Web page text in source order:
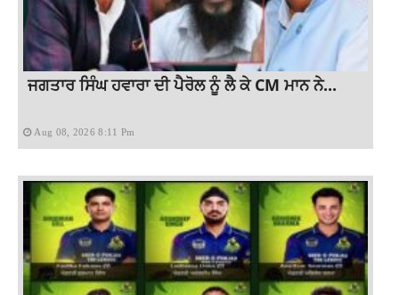
ਜਗਤਾਰ ਸਿੰਘ ਹਵਾਰਾ ਦੀ ਪੈਰੋਲ ਨੂੰ ਲੈ ਕੇ CM ਮਾਨ ਨੇ...
Aug 08, 2026 8:11 Pm